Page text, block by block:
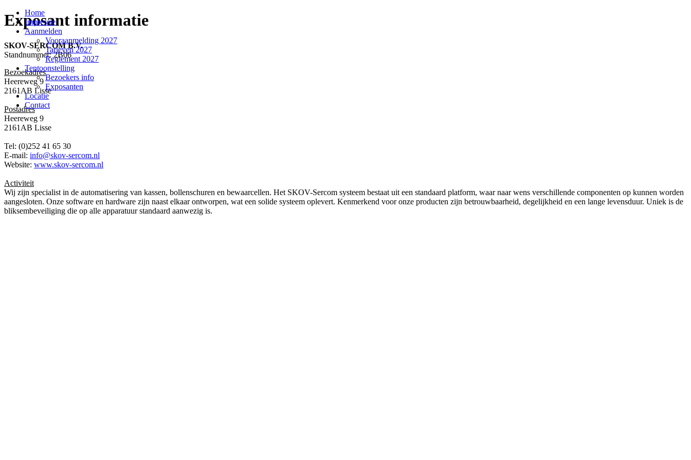
Home
Impressie
Aanmelden
Vooraanmelding 2027
Tarieven 2027
Reglement 2027
Tentoonstelling
Bezoekers info
Exposanten
Locatie
Contact
Exposant informatie
SKOV-SERCOM B.V.
Standnummer: 2B06
Bezoekadres
Heereweg 9
2161AB Lisse
Postadres
Heereweg 9
2161AB Lisse
Tel: (0)252 41 65 30
E-mail: info@skov-sercom.nl
Website: www.skov-sercom.nl
Activiteit
Wij zijn specialist in de automatisering van kassen, bollenschuren en bewaarcellen. Het SKOV-Sercom systeem bestaat uit een standaard platform, waar naar wens verschillende componenten op kunnen worden
aangesloten. Onze software en hardware zijn naast elkaar ontworpen, wat een solide systeem oplevert. Kenmerkend voor onze producten zijn betrouwbaarheid, degelijkheid en een lange levensduur. Uniek is de
bliksembeveiliging die op alle apparatuur standaard aanwezig is.